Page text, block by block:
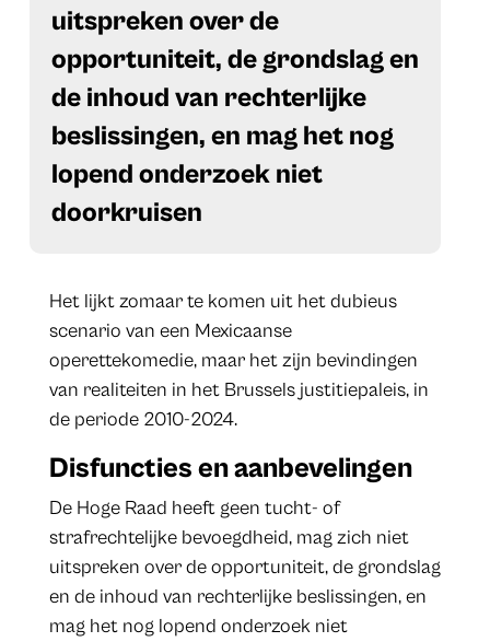
uitspreken over de
opportuniteit, de grondslag en
de inhoud van rechterlijke
beslissingen, en mag het nog
lopend onderzoek niet
doorkruisen
Het lijkt zomaar te komen uit het dubieus
scenario van een Mexicaanse
operettekomedie, maar het zijn bevindingen
van realiteiten in het Brussels justitiepaleis, in
de periode 2010-2024.
Disfuncties en aanbevelingen
De Hoge Raad heeft geen tucht- of
strafrechtelijke bevoegdheid, mag zich niet
uitspreken over de opportuniteit, de grondslag
en de inhoud van rechterlijke beslissingen, en
mag het nog lopend onderzoek niet